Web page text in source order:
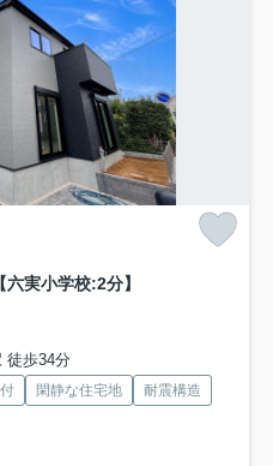
実小学校:2分】
徒歩34分
閑静な住宅地
耐震構造